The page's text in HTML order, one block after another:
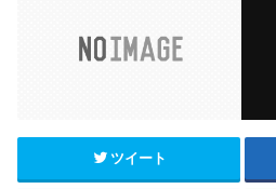
ツイート